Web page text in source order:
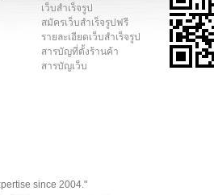
เว็บสำเร็จรูป
สมัครเว็บสำเร็จรูปฟรี
รายละเอียดเว็บสำเร็จรูป
สารบัญที่ตั้งร้านค้า
สารบัญเว็บ
since 2004."